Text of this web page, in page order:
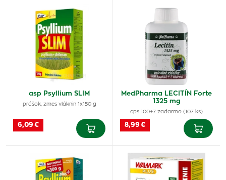
asp Psyllium SLIM
prášok, zmes vláknin 1x150 g
6,09 €
MedPharma LECITÍN Forte
1325 mg
cps 100+7 zadarmo (107 ks)
8,99 €